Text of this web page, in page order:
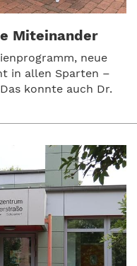
Miteinander
neue
in allen Sparten –
konnte auch Dr.